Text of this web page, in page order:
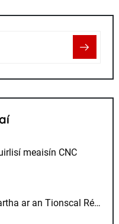
meaisín CNC
Forbhreathnú Forbartha ar an Tionscal Réitigh Die